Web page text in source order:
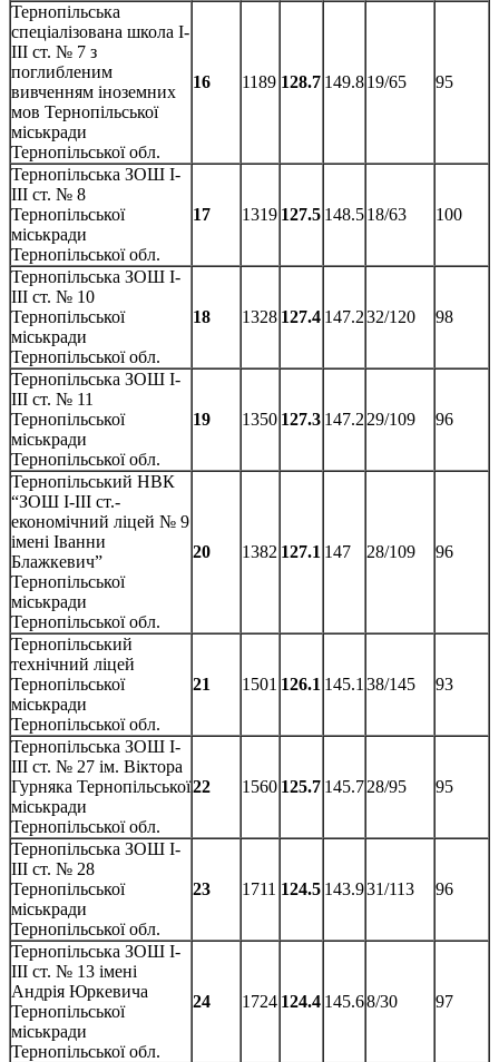
Тернопільська
спеціалізована школа І-
ІІІ ст. № 7 з
поглибленим
вивченням іноземних
мов Тернопільської
міськради
Тернопільської обл.
16 1189 128.7 149.819/65 95
Тернопільська ЗОШ І-
ІІІ ст. № 8
Тернопільської
міськради
Тернопільської обл.
17 1319 127.5 148.518/63 100
Тернопільська ЗОШ І-
ІІІ ст. № 10
Тернопільської
міськради
Тернопільської обл.
18 1328 127.4 147.232/120 98
Тернопільська ЗОШ І-
ІІІ ст. № 11
Тернопільської
міськради
Тернопільської обл.
19 1350 127.3 147.2 29/109 96
Тернопільський НВК
“ЗОШ І-ІІІ ст.-
економічний ліцей № 9
імені Іванни
Блажкевич”
Тернопільської
міськради
Тернопільської обл.
20 1382 127.1 147 28/109 96
Тернопільський
технічний ліцей
Тернопільської
міськради
Тернопільської обл.
21 1501 126.1 145.1 38/145 93
Тернопільська ЗОШ І-
ІІІ ст. № 27 ім. Віктора
Гурняка Тернопільської
міськради
Тернопільської обл.
22 1560 125.7 145.728/95 95
Тернопільська ЗОШ І-
ІІІ ст. № 28
Тернопільської
міськради
Тернопільської обл.
23 1711 124.5 143.931/113 96
Тернопільська ЗОШ І-
ІІІ ст. № 13 імені
Андрія Юркевича
Тернопільської
міськради
Тернопільської обл.
24 1724 124.4 145.68/30 97